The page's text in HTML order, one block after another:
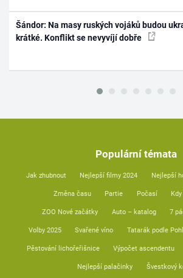
Šándor: Na masy ruských vojáků budou
krátké. Konflikt se nevyvíjí dobře
Populární témata
Jak zhubnout Nejlepší filmy 2024 Nejlepší
Změna času Partie Počasí
ZOO Nové začátky Auto – katalog 7
Volby 2025 Svařené víno Tatarák podle
Pěstování lichořeřišnice Výpočet ascendentu
Nejlepší palačinky Švestkový